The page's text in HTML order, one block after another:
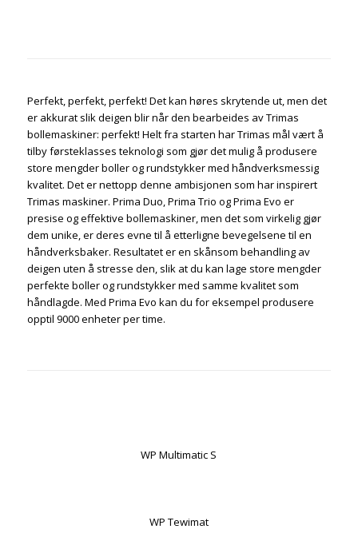
Perfekt, perfekt, perfekt! Det kan høres skrytende ut, men det
er akkurat slik deigen blir når den bearbeides av Trimas
bollemaskiner: perfekt! Helt fra starten har Trimas mål vært å
tilby førsteklasses teknologi som gjør det mulig å produsere
store mengder boller og rundstykker med håndverksmessig
kvalitet. Det er nettopp denne ambisjonen som har inspirert
Trimas maskiner. Prima Duo, Prima Trio og Prima Evo er
presise og effektive bollemaskiner, men det som virkelig gjør
dem unike, er deres evne til å etterligne bevegelsene til en
håndverksbaker. Resultatet er en skånsom behandling av
deigen uten å stresse den, slik at du kan lage store mengder
perfekte boller og rundstykker med samme kvalitet som
håndlagde. Med Prima Evo kan du for eksempel produsere
opptil 9000 enheter per time.
WP Multimatic S
WP Tewimat